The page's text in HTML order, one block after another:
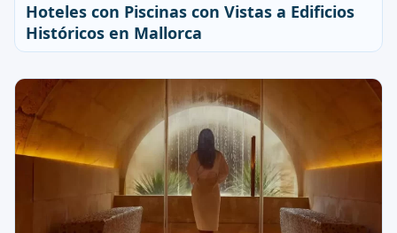
Hoteles con Piscinas con Vistas a Edificios
Históricos en Mallorca